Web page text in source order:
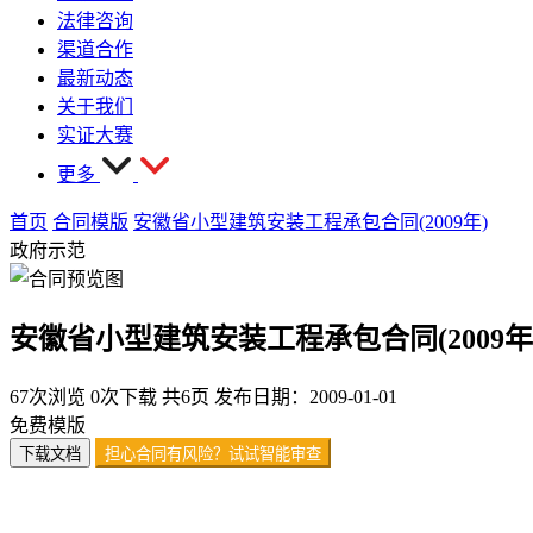
法律咨询
渠道合作
最新动态
关于我们
实证大赛
更多
首页 合同模版 安徽省小型建筑安装工程承包合同(2009年)
政府示范
安徽省小型建筑安装工程承包合同(2009
67次浏览 0次下载 共6页 发布日期：2009-01-01
免费模版
下载文档 担心合同有风险？试试智能审查